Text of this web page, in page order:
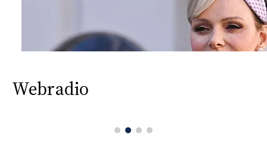
Webradio